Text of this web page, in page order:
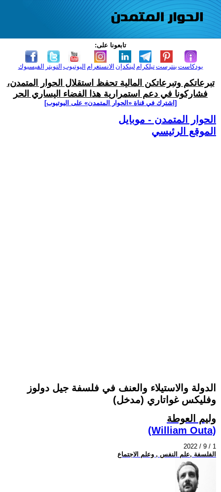
تابعونا على:
الفيسبوك التويتر اليوتيوب الانستغرام لينكدإن تيلكرامبنترست بودكاست
تبرعاتكم وتبرعاتكن المالية تحفظ استقلال الحوار المتمدن،
فشاركونا في دعم استمرارية هذا الفضاء اليساري الحر
[اشترك في قناة ‫«الحوار المتمدن» على اليوتيوب]
الحوار المتمدن - موبايل
الموقع الرئيسي
الدولة والاستيلاء والعنف في فلسفة جيل دولوز
وفليكس ‏غواتاري ‏(مدخل)‏
وليم العوطة
(William Outa)
2022 / 9 / 1
الفلسفة ,علم النفس , وعلم الاجتماع